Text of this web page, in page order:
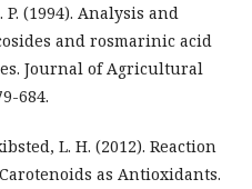
P. (1994). Analysis and
and rosmarinic acid
Journal of Agricultural
684.
L. H. (2012). Reaction
as Antioxidants.